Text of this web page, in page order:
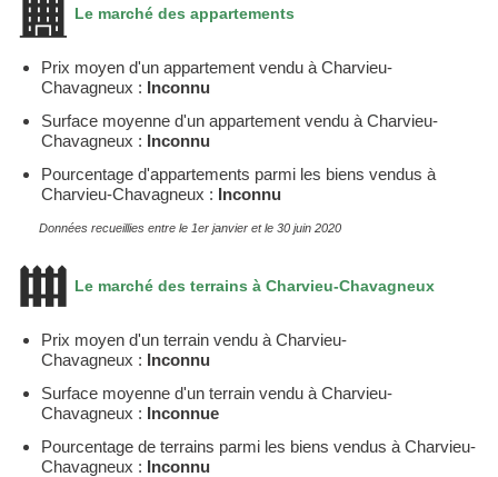
Le marché des appartements
Prix moyen d'un appartement vendu à Charvieu-
Chavagneux : Inconnu
Surface moyenne d'un appartement vendu à Charvieu-
Chavagneux : Inconnu
Pourcentage d'appartements parmi les biens vendus à
Charvieu-Chavagneux : Inconnu
Données recueillies entre le 1er janvier et le 30 juin 2020
Le marché des terrains à Charvieu-Chavagneux
Prix moyen d'un terrain vendu à Charvieu-
Chavagneux : Inconnu
Surface moyenne d'un terrain vendu à Charvieu-
Chavagneux : Inconnue
Pourcentage de terrains parmi les biens vendus à Charvieu-
Chavagneux : Inconnu